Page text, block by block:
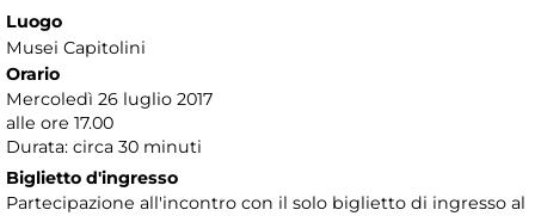
Luogo
Musei Capitolini
Orario
Mercoledì 26 luglio 2017
alle ore 17.00
Durata: circa 30 minuti
Biglietto d'ingresso
Partecipazione all'incontro con il solo biglietto di ingresso al